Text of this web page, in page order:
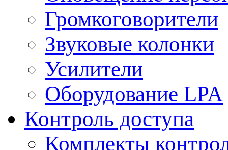
Громкоговорители
Звуковые колонки
Усилители
Оборудование LPA
Контроль доступа
Комплекты